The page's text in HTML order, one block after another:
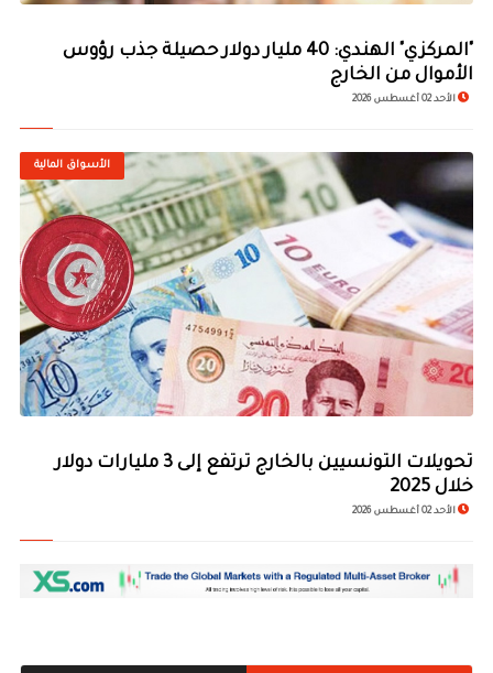
© Image Copyrights Title
"المركزي" الهندي: 40 مليار دولار حصيلة جذب رؤوس
الأموال من الخارج
الأحد 02 أغسطس 2026
الأسواق المالية
© Image Copyrights Title
تحويلات التونسيين بالخارج ترتفع إلى 3 مليارات دولار
خلال 2025
الأحد 02 أغسطس 2026